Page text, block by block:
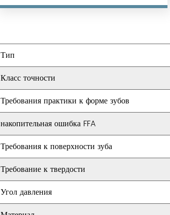
Тип
Класс точности
Требования практики к форме зубов
накопительная ошибка FFA
Требования к поверхности зуба
Требование к твердости
Угол давления